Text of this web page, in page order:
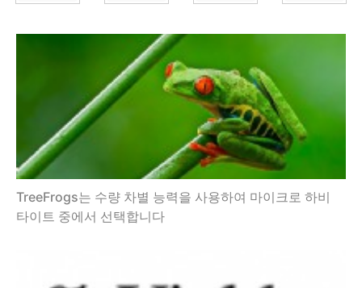
TreeFrogs는 수량 차별 능력을 사용하여 마이크로 하비
타이트 중에서 선택합니다